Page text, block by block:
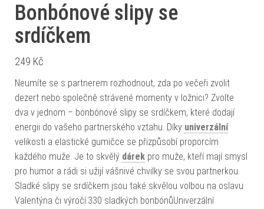
Bonbónové slipy se
srdíčkem
249 Kč
Neumíte se s partnerem rozhodnout, zda po večeři zvolit
dezert nebo společně strávené momenty v ložnici? Zvolte
dva v jednom – bonbónové slipy se srdíčkem, které dodají
energii do vašeho partnerského vztahu. Díky univerzální
velikosti a elastické gumičce se přizpůsobí proporcím
každého muže. Je to skvělý dárek pro muže, kteří mají smysl
pro humor a rádi si užijí vášnivé chvilky se svou partnerkou.
Sladké slipy se srdíčkem jsou také skvělou volbou na oslavu
Valentýna či výročí.330 sladkých bonbónůUniverzální